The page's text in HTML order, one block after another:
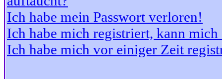
Ich habe mein Passwort verloren!
Ich habe mich registriert, kann
Ich habe mich vor einiger Zeit